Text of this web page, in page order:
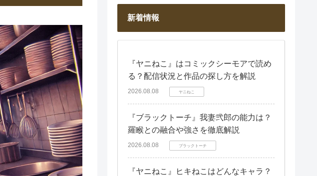
新着情報
『ヤニねこ』はコミックシーモアで読め
る？配信状況と作品の探し方を解説
2026.08.08 ヤニねこ
『ブラックトーチ』我妻弐郎の能力は？
羅睺との融合や強さを徹底解説
2026.08.08 ブラックトーチ
『ヤニねこ』ヒキねこはどんなキャラ？